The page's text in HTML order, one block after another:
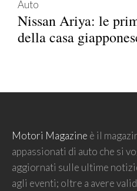
Auto
Nissan Ariya: le
della casa
Motori Magazine è il
appassionati di auto che si
aggiornati sulle ultime
agli eventi; oltre a avere